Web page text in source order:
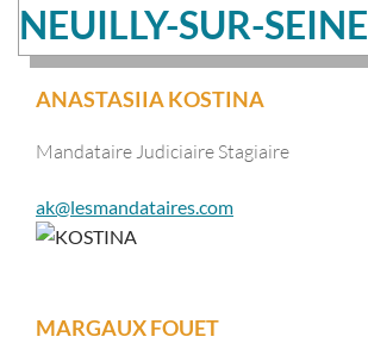
NEUILLY-SUR-SEINE
ANASTASIIA KOSTINA
Mandataire Judiciaire Stagiaire
ak@lesmandataires.com
MARGAUX FOUET